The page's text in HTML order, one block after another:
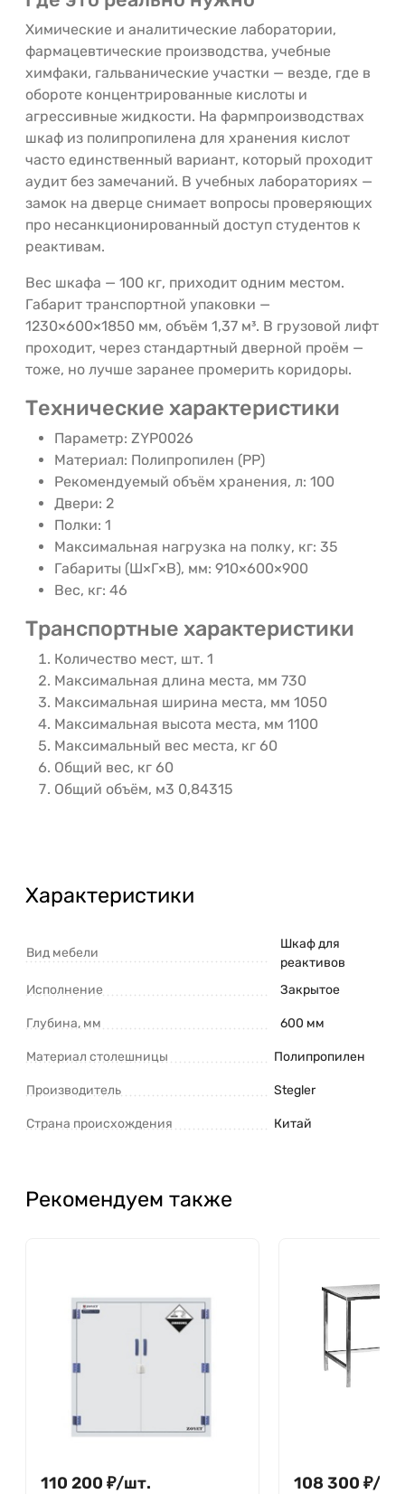
Химические и аналитические лаборатории,
фармацевтические производства, учебные
химфаки, гальванические участки — везде, где в
обороте концентрированные кислоты и
агрессивные жидкости. На фармпроизводствах
шкаф из полипропилена для хранения кислот
часто единственный вариант, который проходит
аудит без замечаний. В учебных лабораториях —
замок на дверце снимает вопросы проверяющих
про несанкционированный доступ студентов к
реактивам.
Вес шкафа — 100 кг, приходит одним местом.
Габарит транспортной упаковки —
1230×600×1850 мм, объём 1,37 м³. В грузовой лифт
проходит, через стандартный дверной проём —
тоже, но лучше заранее промерить коридоры.
Технические характеристики
Параметр: ZYP0026
Материал: Полипропилен (PP)
Рекомендуемый объём хранения, л: 100
Двери: 2
Полки: 1
Максимальная нагрузка на полку, кг: 35
Габариты (Ш×Г×В), мм: 910×600×900
Вес, кг: 46
Транспортные характеристики
Количество мест, шт. 1
Максимальная длина места, мм 730
Максимальная ширина места, мм 1050
Максимальная высота места, мм 1100
Максимальный вес места, кг 60
Общий вес, кг 60
Общий объём, м3 0,84315
Характеристики
Вид мебели
Шкаф для
реактивов
Исполнение
Закрытое
Глубина, мм 600 мм
Материал столешницы Полипропилен
Производитель Stegler
Страна происхождения Китай
Рекомендуем также
110 200 ₽/шт. 108 300 ₽/